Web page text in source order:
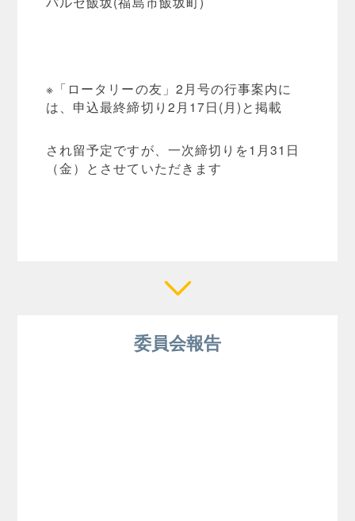
※「ロータリーの友」2月号の行事案内に
は、申込最終締切り2月17日(月)と掲載
され留予定ですが、一次締切りを1月31日
（金）とさせていただきます
委員会報告